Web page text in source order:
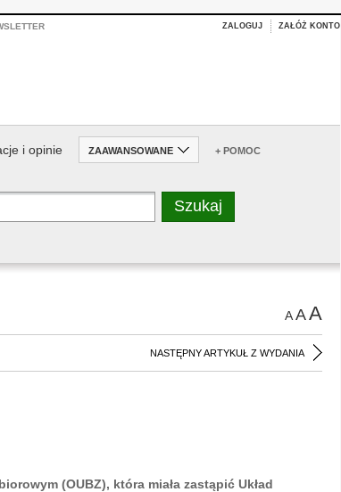
ZALOGUJ ZAŁÓŻ KONTO
i opinie ZAAWANSOWANE + POMOC
AAA
NASTĘPNY ARTYKUŁ Z WYDANIA
(OUBZ), która miała zastąpić Układ